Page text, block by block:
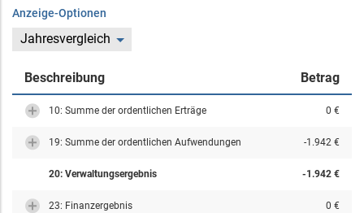
Anzeige-Optionen
Jahresvergleich
Beschreibung Betrag
10: Summe der ordentlichen Erträge 0 €
19: Summe der ordentlichen Aufwendungen -1.942 €
20: Verwaltungsergebnis -1.942 €
23: Finanzergebnis 0 €